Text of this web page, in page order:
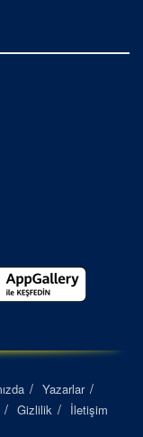
Yazarlar
Gizlilik İletişim